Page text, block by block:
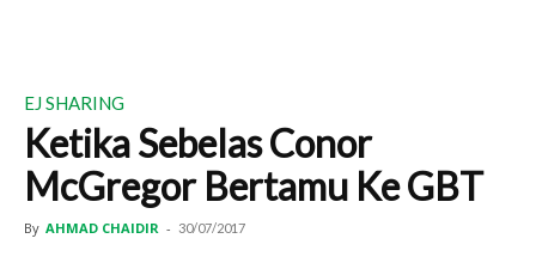
EJ SHARING
Ketika Sebelas Conor
McGregor Bertamu Ke GBT
By AHMAD CHAIDIR - 30/07/2017